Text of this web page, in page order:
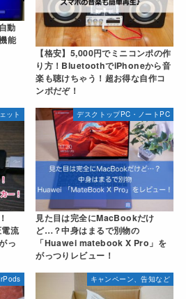
動
能
【格安】5,000円でミニコンポの作
り方！BluetoothでiPhoneから音
楽も聴けちゃう！超お得な自作コ
ンポだぞ！
ット
流
っ
デスクトップPC・ノートPC
見た目は完全にMacBookだけ
ど…？中身はまるで別物の
「Huawei matebook X Pro」を
がっつりレビュー！
キャンペーン、告知など